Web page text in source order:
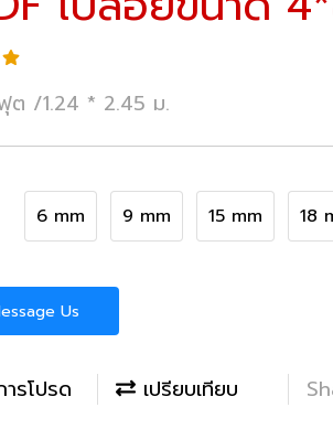
ต /1.24 * 2.45 ม.
6 mm 9 mm 15 mm 18
Us
รโปรด เปรียบเทียบ